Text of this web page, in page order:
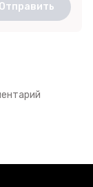
Отправить